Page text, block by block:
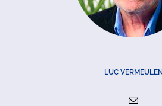
LUC VERMEULEN